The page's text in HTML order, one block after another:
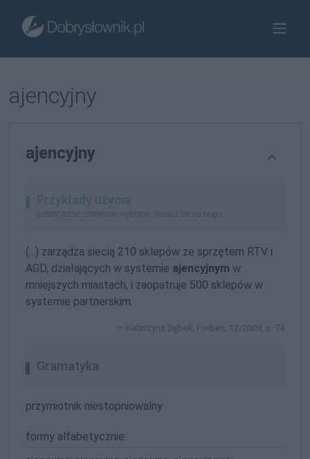
ajencyjny
ajencyjny
Przykłady użycia
autentyczne, starannie wybrane, zobacz też na blogu
(...) zarządza siecią 210 sklepów ze sprzętem RTV i
AGD, działających w systemie ajencyjnym w
mniejszych miastach, i zaopatruje 500 sklepów w
systemie partnerskim.
Katarzyna Dębek, Forbes, 12/2009, s. 74
Gramatyka
przymiotnik niestopniowalny
formy alfabetycznie: